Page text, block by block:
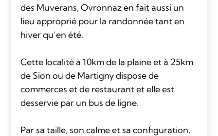
des Muverans, Ovronnaz en fait aussi un
lieu approprié pour la randonnée tant en
hiver qu’en été.
Cette localité à 10km de la plaine et à 25km
de Sion ou de Martigny dispose de
commerces et de restaurant et elle est
desservie par un bus de ligne.
Par sa taille, son calme et sa configuration,